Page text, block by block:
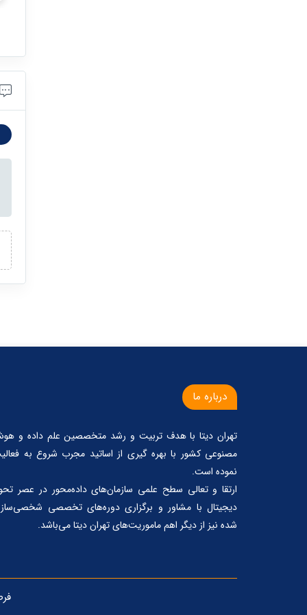
درباره ما
تهران دیتا با هدف تربیت و رشد متخصصین علم داده و
مصنوعی کشور با بهره گیری از اساتید مجرب شروع به
نموده است.
ارتقا و تعالی سطح علمی سازمان‌های داده‌محور در عصر
دیجیتال با مشاور و برگزاری دوره‌های تخصصی
شده نیز از دیگر اهم ماموریت‌های تهران دیتا می‌باشد.